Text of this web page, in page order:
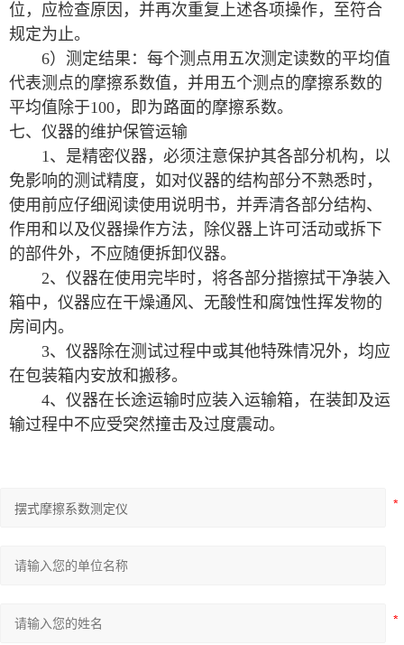
位，应检查原因，并再次重复上述各项操作，至符合
规定为止。
6）测定结果：每个测点用五次测定读数的平均值
代表测点的摩擦系数值，并用五个测点的摩擦系数的
平均值除于100，即为路面的摩擦系数。
七、仪器的维护保管运输
1、 是精密仪器，必须注意保护其各部分机构，以
免影响的测试精度，如对仪器的结构部分不熟悉时，
使用前应仔细阅读使用说明书，并弄清各部分结构、
作用和以及仪器操作方法，除仪器上许可活动或拆下
的部件外，不应随便拆卸仪器。
2、仪器在使用完毕时，将各部分揩擦拭干净装入
箱中，仪器应在干燥通风、无酸性和腐蚀性挥发物的
房间内。
3、仪器除在测试过程中或其他特殊情况外，均应
在包装箱内安放和搬移。
4、仪器在长途运输时应装入运输箱，在装卸及运
输过程中不应受突然撞击及过度震动。